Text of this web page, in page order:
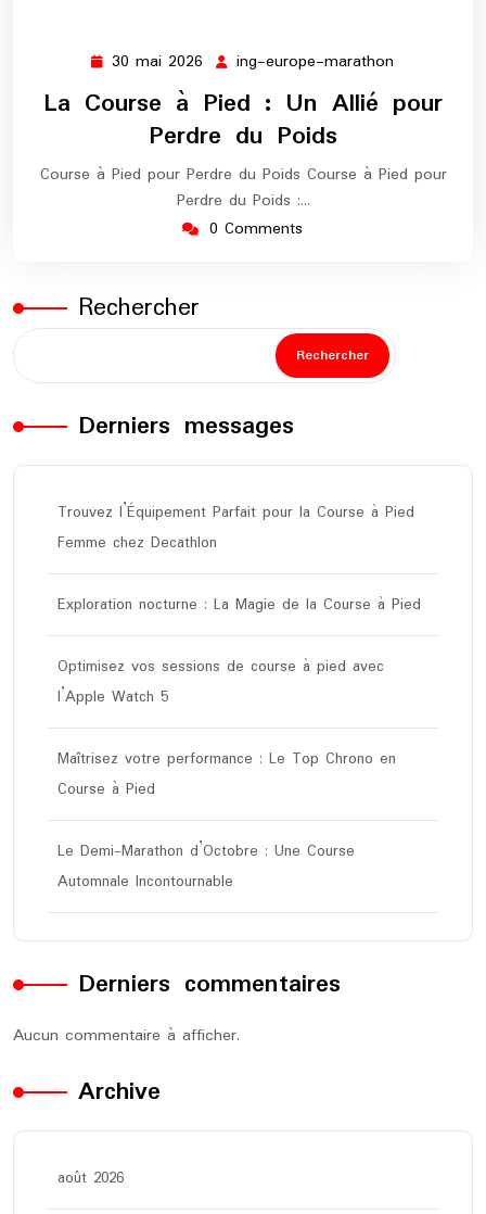
30 mai 2026 30
mai
2026
ing-europe-marathon
marathon
La Course à Pied : Un Allié pour
Perdre du Poids
Course à Pied pour Perdre du Poids Course à Pied pour
Perdre du Poids :…
0 Comments
Rechercher
Rechercher
Derniers messages
Trouvez l’Équipement Parfait pour la Course à Pied
Femme chez Decathlon
Exploration nocturne : La Magie de la Course à Pied
Optimisez vos sessions de course à pied avec
l’Apple Watch 5
Maîtrisez votre performance : Le Top Chrono en
Course à Pied
Le Demi-Marathon d’Octobre : Une Course
Automnale Incontournable
Derniers commentaires
Aucun commentaire à afficher.
Archive
août 2026